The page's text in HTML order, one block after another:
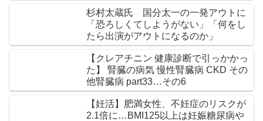
杉村太蔵氏 国分太一の一発アウトに
「恐ろしくてしようがない」「何をし
たら出演がアウトになるのか」
【クレアチニン 健康診断で引っかかっ
た】 腎臓の病気 慢性腎臓病 CKD その
他腎臓病 part33…その6
【妊活】肥満女性、不妊症のリスクが
2.1倍に…BMI125以上は妊娠糖尿病や